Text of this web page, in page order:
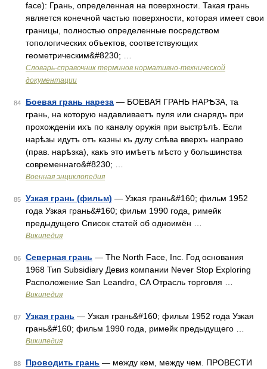
face): Грань, определенная на поверхности. Такая грань
является конечной частью поверхности, которая имеет свои
границы, полностью определенные посредством
топологических объектов, соответствующих
геометрическим&#8230; …
Словарь-справочник терминов нормативно-технической
документации
84 Боевая грань нареза — БОЕВАЯ ГРАНЬ НАРѢЗА, та
грань, на которую надавливаетъ пуля или снарядъ при
прохожденіи ихъ по каналу оружія при выстрѣлѣ. Если
нарѣзы идутъ отъ казны къ дулу слѣва вверхъ направо
(прав. нарѣзка), какъ это имѣетъ мѣсто у большинства
современнаго&#8230; …
Военная энциклопедия
85 Узкая грань (фильм) — Узкая грань&#160; фильм 1952
года Узкая грань&#160; фильм 1990 года, римейк
предыдущего Список статей об одноимён …
Википедия
86 Северная грань — The North Face, Inc. Год основания
1968 Тип Subsidiary Девиз компании Never Stop Exploring
Расположение San Leandro, CA Отрасль торговля …
Википедия
87 Узкая грань — Узкая грань&#160; фильм 1952 года Узкая
грань&#160; фильм 1990 года, римейк предыдущего …
Википедия
88 Проводить грань — между кем, между чем. ПРОВЕСТИ